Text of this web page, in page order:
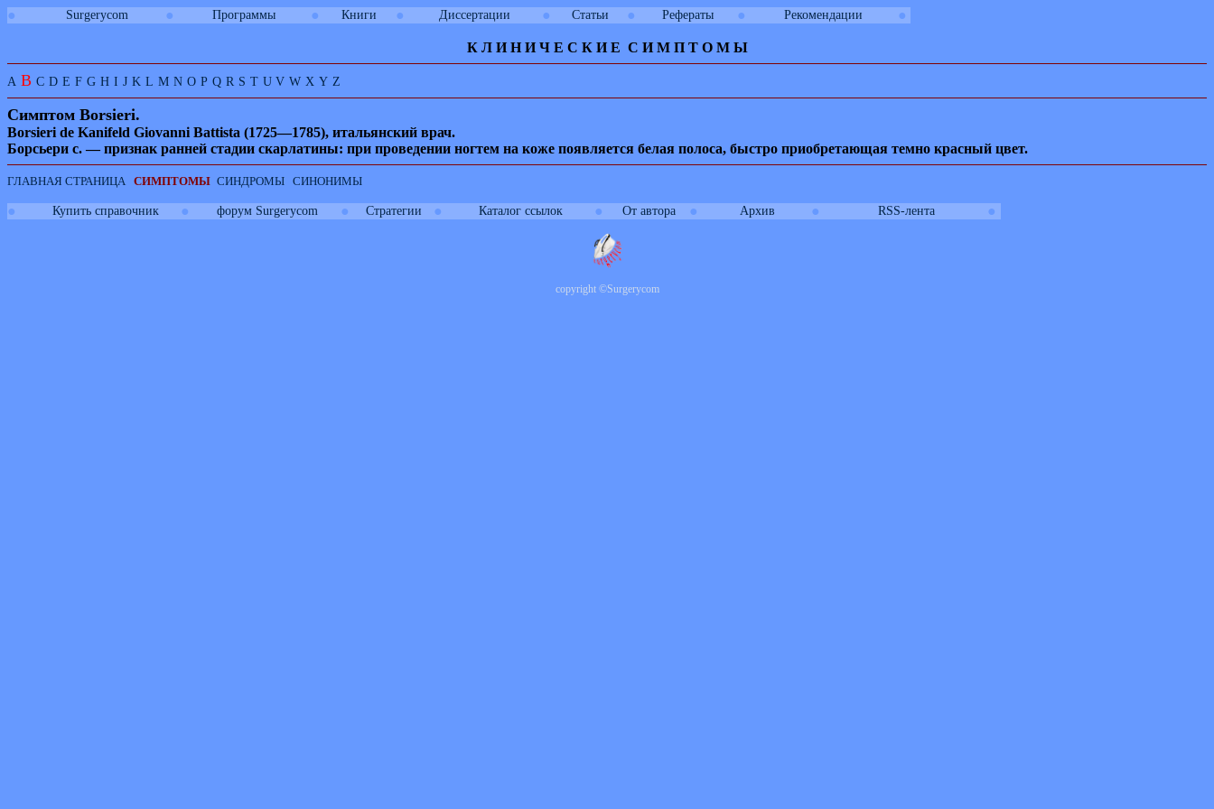
● Surgerycom ● Программы ● Книги ● Диссертации ● Статьи ● Рефераты ● Рекомендации ●
К Л И Н И Ч Е С К И Е С И М П Т О М Ы
A B C D E F G H I J K L M N O P Q R S T U V W X Y Z
Симптом Borsieri.
Borsieri de Kanifeld Giovanni Battista (1725—1785), итальянский врач.
Борсьери с. — признак ранней стадии скарлатины: при проведении ногтем на коже появляется белая полоса, быстро приобретающая темно красный цвет.
ГЛАВНАЯ СТРАНИЦА СИМПТОМЫ СИНДРОМЫ СИНОНИМЫ
● Купить справочник ● форум Surgerycom ● Стратегии ● Каталог ссылок ● От автора ● Архив ● RSS-лента ●
copyright ©Surgerycom